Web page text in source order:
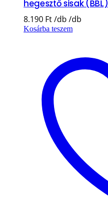
hegesztő sisak (BBL)
8.190 Ft
Kosárba teszem